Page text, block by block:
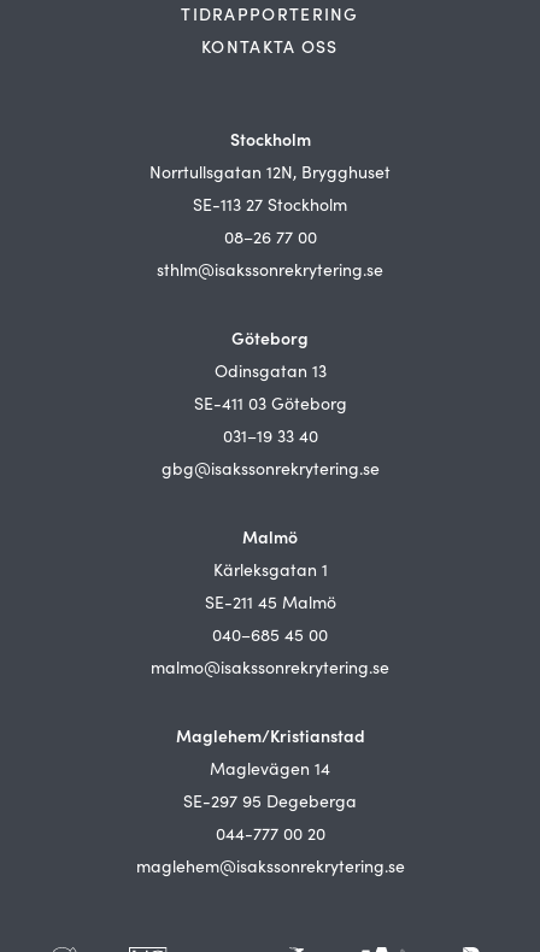
TIDRAPPORTERING
KONTAKTA OSS
Stockholm
Norrtullsgatan 12N, Brygghuset
SE-113 27 Stockholm
08–26 77 00
sthlm@isakssonrekrytering.se
Göteborg
Odinsgatan 13
SE-411 03 Göteborg
031–19 33 40
gbg@isakssonrekrytering.se
Malmö
Kärleksgatan 1
SE-211 45 Malmö
040–685 45 00
malmo@isakssonrekrytering.se
Maglehem/Kristianstad
Maglevägen 14
SE-297 95 Degeberga
044-777 00 20
maglehem@isakssonrekrytering.se